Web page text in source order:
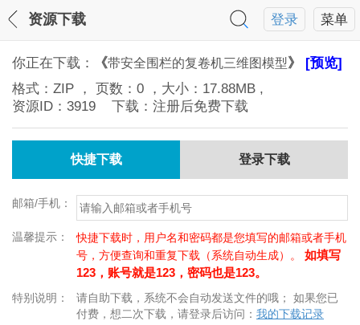
菜单
登录
资源下载
你正在下载： 《带安全围栏的复卷机三维图模型》 [预览]
格式： ZIP ， 页数： 0 ，大小： 17.88MB ,
资源ID： 3919 下载：注册后免费下载
快捷下载 登录下载
邮箱/手机：
温馨提示：
快捷下载时，用户名和密码都是您填写的邮箱或者手机
号，方便查询和重复下载（系统自动生成）。 如填写
123，账号就是123，密码也是123。
特别说明：
请自助下载，系统不会自动发送文件的哦； 如果您已
付费，想二次下载，请登录后访问： 我的下载记录